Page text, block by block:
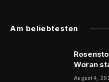
Am beliebtesten
Woran
August 4,